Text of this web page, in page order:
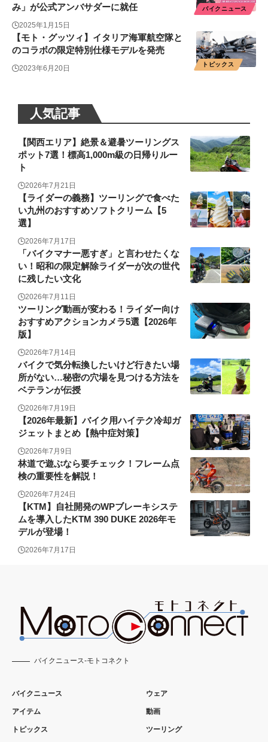
バイクニュース
み」が公式アンバサダーに就任
2025年1月15日
トピックス
【モト・グッツィ】イタリア海軍航空隊と
のコラボの限定特別仕様モデルを発売
2023年6月20日
人気記事
【関西エリア】絶景＆避暑ツーリングス
ポット7選！標高1,000m級の日帰りルー
ト
2026年7月21日
【ライダーの義務】ツーリングで食べた
い九州のおすすめソフトクリーム【5
選】
2026年7月17日
「バイクマナー悪すぎ」と言わせたくな
い！昭和の限定解除ライダーが次の世代
に残したい文化
2026年7月11日
ツーリング動画が変わる！ライダー向け
おすすめアクションカメラ5選【2026年
版】
2026年7月14日
バイクで気分転換したいけど行きたい場
所がない…秘密の穴場を見つける方法を
ベテランが伝授
2026年7月19日
【2026年最新】バイク用ハイテク冷却ガ
ジェットまとめ【熱中症対策】
2026年7月9日
林道で遊ぶなら要チェック！フレーム点
検の重要性を解説！
2026年7月24日
【KTM】自社開発のWPブレーキシステ
ムを導入したKTM 390 DUKE 2026年モ
デルが登場！
2026年7月17日
バイクニュース-モトコネクト
バイクニュース
アイテム
トピックス
ウェア
動画
ツーリング